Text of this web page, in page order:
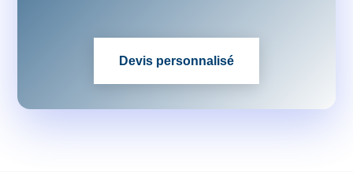
Devis personnalisé